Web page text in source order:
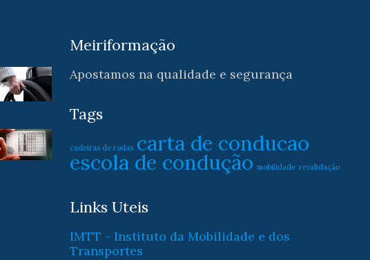
Meiriformação
Apostamos na qualidade e segurança
Tags
cadeiras de rodas carta de conducao
escola de condução mobilidade revalidação
Links Uteis
IMTT - Instituto da Mobilidade e dos
Transportes